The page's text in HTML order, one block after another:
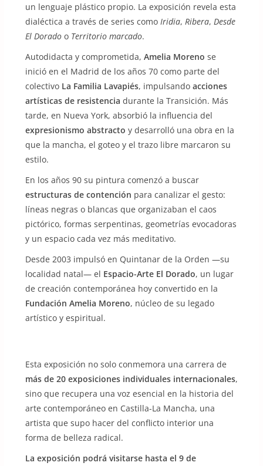
un lenguaje plástico propio. La exposición revela esta
dialéctica a través de series como Iridia, Ribera, Desde
El Doradoo Territorio marcado.
Autodidacta y comprometida, Amelia Moreno se
inició en el Madrid de los años 70 como parte del
colectivo La Familia Lavapiés, impulsando acciones
artísticas de resistencia durante la Transición. Más
tarde, en Nueva York, absorbió la influencia del
expresionismo abstracto y desarrolló una obra en la
que la mancha, el goteo y el trazo libre marcaron su
estilo.
En los años 90 su pintura comenzó a buscar
estructuras de contención para canalizar el gesto:
líneas negras o blancas que organizaban el caos
pictórico, formas serpentinas, geometrías evocadoras
y un espacio cada vez más meditativo.
Desde 2003 impulsó en Quintanar de la Orden —su
localidad natal— el Espacio-Arte El Dorado, un lugar
de creación contemporánea hoy convertido en la
Fundación Amelia Moreno, núcleo de su legado
artístico y espiritual.
Esta exposición no solo conmemora una carrera de
más de 20 exposiciones individuales internacionales,
sino que recupera una voz esencial en la historia del
arte contemporáneo en Castilla-La Mancha, una
artista que supo hacer del conflicto interior una
forma de belleza radical.
La exposición podrá visitarse hasta el 9 de